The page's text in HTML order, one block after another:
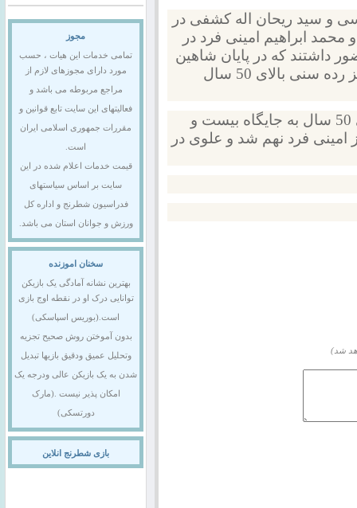
مهندسی و سید ریحان اله کشفی در
علوی و محمد ابراهیم امینی فرد در
حضور داشتند که در پایان شاهین
مهندسی موفق شد با 7/5 امتیاز به مدال برنز رده سنی بالای 50 سال
کشفی دیگر نماینده ایران در رده سنی بالای 50 سال به جایگاه بیست و
سنی بالای 65 سال نیز امینی فرد نهم شد و علوی در
شد)
مجوز
تمامی خدمات این هیات ، حسب
مورد دارای مجوزهای لازم از
مراجع مربوطه می باشد و
فعالیتهای این سایت تابع قوانین و
مقررات جمهوری اسلامی ایران
است.
قیمت خدمات اعلام شده در این
سایت بر اساس سیاستهای
فدراسیون شطرنج و اداره کل
ورزش و جوانان استان می باشد.
سخنان اموزنده
بهترین نشانه آمادگی یک بازیکن
توانایی درک او در نقطه اوج بازی
است.(بوریس اسپاسکی)
بدون آموختن روش صحیح تجزیه
وتحلیل عمیق ودقیق بازیها تبدیل
شدن به یک بازیکن عالی ودرجه یک
امکان پذیر نیست .(مارک
دورتسکی)
بازی شطرنج انلاین